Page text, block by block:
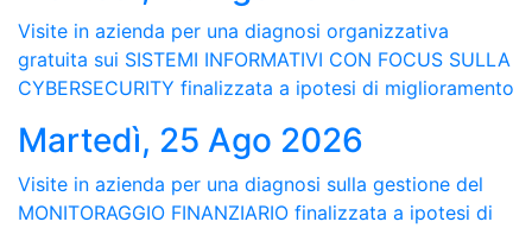
Visite in azienda per una diagnosi organizzativa
gratuita sui SISTEMI INFORMATIVI CON FOCUS SULLA
CYBERSECURITY finalizzata a ipotesi di miglioramento
Martedì, 25 Ago 2026
Visite in azienda per una diagnosi sulla gestione del
MONITORAGGIO FINANZIARIO finalizzata a ipotesi di